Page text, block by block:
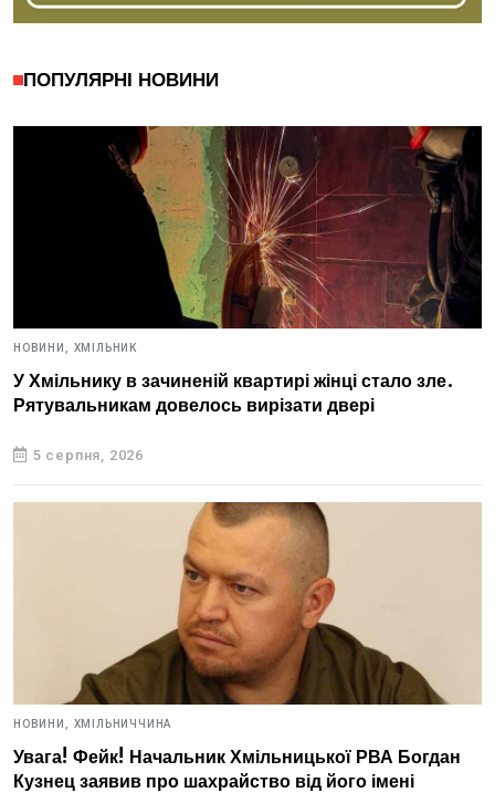
ПОПУЛЯРНІ НОВИНИ
НОВИНИ, ХМІЛЬНИК
У Хмільнику в зачиненій квартирі жінці стало зле.
Рятувальникам довелось вирізати двері
5 серпня, 2026
НОВИНИ, ХМІЛЬНИЧЧИНА
Увага! Фейк! Начальник Хмільницької РВА Богдан
Кузнец заявив про шахрайство від його імені